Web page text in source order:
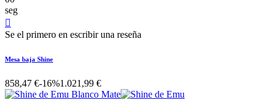
seg

Se el primero en escribir una reseña
Mesa baja Shine
858,47 €-16%1.021,99 €